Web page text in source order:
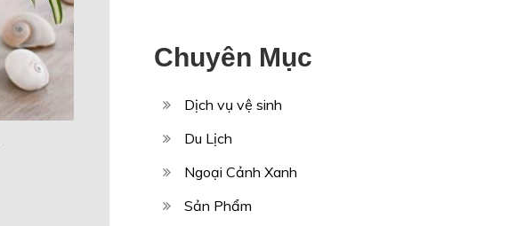
Chuyên Mục
Dịch vụ vệ sinh
Du Lịch
Ngoại Cảnh Xanh
Sản Phẩm